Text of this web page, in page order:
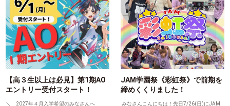
【高３生以上は必見】第1期AO
エントリー受付スタート！
＼ 2027年４月入学希望のみなさんへ
JAM学園祭《彩虹祭》で前期を
締めくくりました！
みなさんこんにちは！先日7/26(日)にJAM